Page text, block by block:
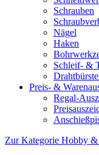
Schrauben
Nägel
Haken
Schleif- &
Preis- &
Regal-
Zur Kategorie Hobby